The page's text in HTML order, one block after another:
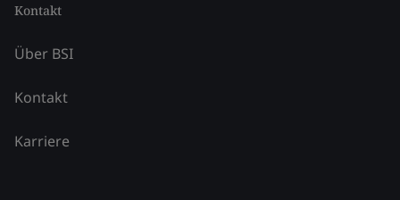
Kontakt
Über BSI
Kontakt
Karriere